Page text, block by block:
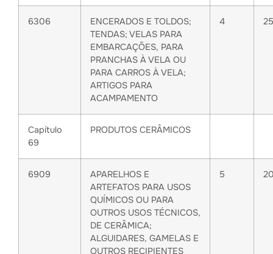
6306
ENCERADOS E TOLDOS;
TENDAS; VELAS PARA
EMBARCAÇÕES, PARA
PRANCHAS À VELA OU
PARA CARROS À VELA;
ARTIGOS PARA
ACAMPAMENTO
4
Capítulo
69
PRODUTOS CERÂMICOS
6909
APARELHOS E
ARTEFATOS PARA USOS
QUÍMICOS OU PARA
OUTROS USOS TÉCNICOS,
DE CERÂMICA;
ALGUIDARES, GAMELAS E
OUTROS RECIPIENTES
5